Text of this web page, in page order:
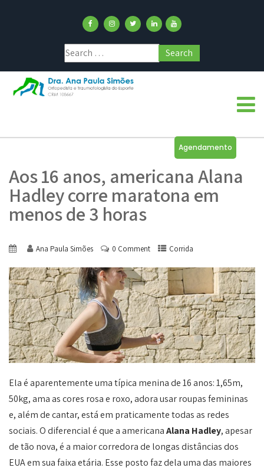
Agendamento
Aos 16 anos, americana Alana
Hadley corre maratona em
menos de 3 horas
Ana Paula Simões 0 Comment Corrida
Ela é aparentemente uma típica menina de 16 anos: 1,65m,
50kg, ama as cores rosa e roxo, adora usar roupas femininas
e, além de cantar, está em praticamente todas as redes
sociais. O diferencial é que a americanaAlana Hadley, apesar
de tão nova, é a maior corredora de longas distâncias dos
EUA em sua faixa etária. Esse posto faz dela uma das maiores